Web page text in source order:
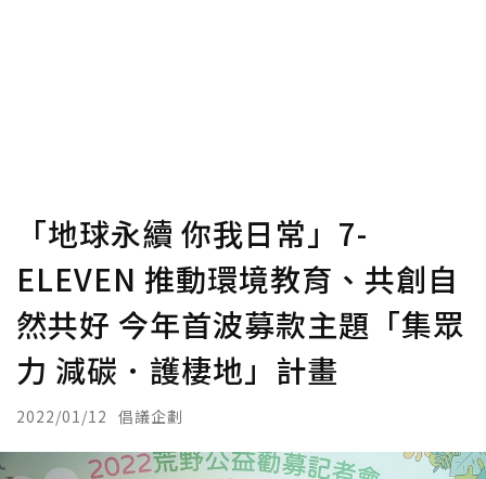
「地球永續 你我日常」7-
ELEVEN 推動環境教育、共創自
然共好 今年首波募款主題「集眾
力 減碳．護棲地」計畫
2022/01/12 倡議企劃